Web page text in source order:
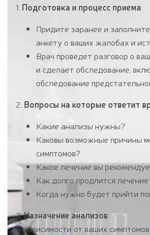
1. Подготовка и процесс приема
Придите заранее и
анкету о ваших жалобах и
Врач проведет разговор о
и сделает обследование,
обследование
2. Вопросы на которые ответит
Какие анализы нужны?
Каковы возможные причины
симптомов?
Какое лечение вы
Как долго продлится
Когда нужно будет прийти
3.Назначение анализов
В зависимости от ваших